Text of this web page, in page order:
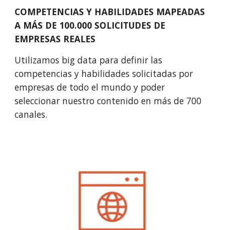
COMPETENCIAS Y HABILIDADES MAPEADAS
A MÁS DE 100.000 SOLICITUDES DE
EMPRESAS REALES
Utilizamos big data para definir las
competencias y habilidades solicitadas por
empresas de todo el mundo y poder
seleccionar nuestro contenido en más de 700
canales.